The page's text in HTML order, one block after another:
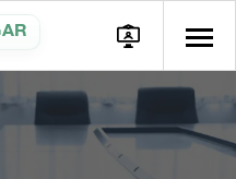
AR